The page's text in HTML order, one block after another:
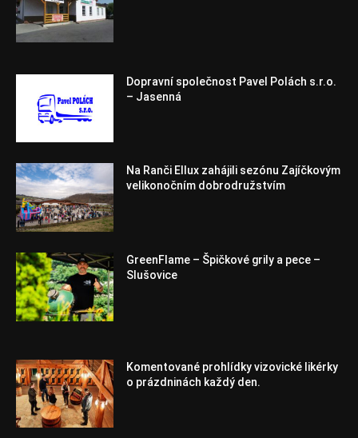
Dopravní společnost Pavel Polách s.r.o.
– Jasenná
Na Ranči Ellux zahájili sezónu Zajíčkovým
velikonočním dobrodružstvím
GreenFlame – Špičkové grily a pece –
Slušovice
Komentované prohlídky vizovické likérky
o prázdninách každý den.